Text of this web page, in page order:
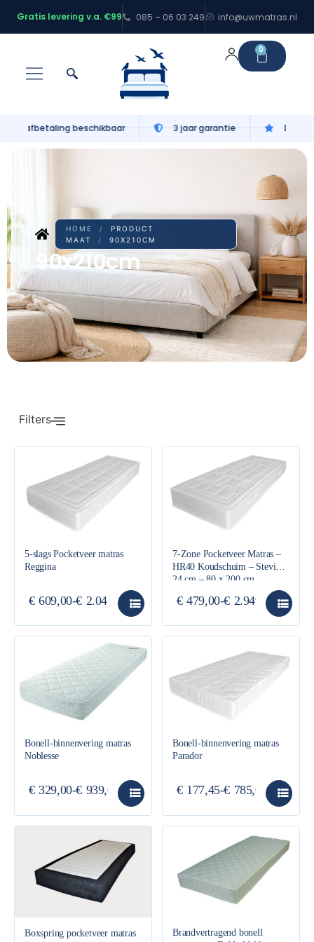
Gratis levering v.a. €99 085 – 06 03 249 info@uwmatras.nl
0
Gratis levering v.a. €99 100 nachten proefslapen
HOME /
PRODUCT
MAAT
/ 90X210CM
90x210cm
Filters
5-slags Pocketveer matras
Reggina
€ 609,00-€ 2.045,00
7-Zone Pocketveer Matras –
HR40 Koudschuim – Stevig
24 cm – 80 x 200 cm
€ 479,00-€ 2.949,00
Bonell-binnenvering matras
Noblesse
€ 329,00-€ 939,00
Bonell-binnenvering matras
Parador
€ 177,45-€ 785,00
Boxspring pocketveer matras
Brandvertragend bonell